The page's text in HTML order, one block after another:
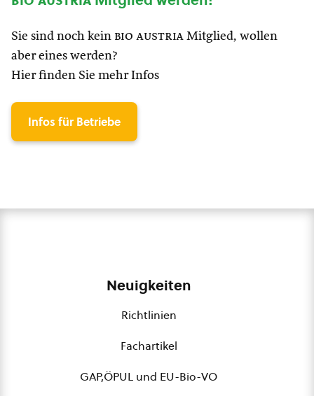
Sie sind noch kein bio austria Mitglied, wollen
aber eines werden?
Hier finden Sie mehr Infos
Infos für Betriebe
Neuigkeiten
Richtlinien
Fachartikel
GAP,ÖPUL und EU-Bio-VO